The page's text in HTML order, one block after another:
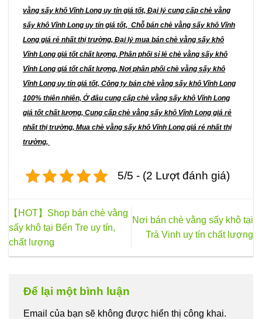
vằng sấy khô Vĩnh Long uy tín giá tốt, Đại lý cung cấp chè vằng
sấy khô Vĩnh Long uy tín giá tốt, Chỗ bán chè vằng sấy khô Vĩnh
Long giá rẻ nhất thị trường, Đại lý mua bán chè vằng sấy khô
Vĩnh Long giá tốt chất lượng, Phân phối sỉ lẻ chè vằng sấy khô
Vĩnh Long giá tốt chất lượng, Nơi phân phối chè vằng sấy khô
Vĩnh Long uy tín giá tốt, Công ty bán chè vằng sấy khô Vĩnh Long
100% thiên nhiên, Ở đâu cung cấp chè vằng sấy khô Vĩnh Long
giá tốt chất lượng, Cung cấp chè vằng sấy khô Vĩnh Long giá rẻ
nhất thị trường, Mua chè vằng sấy khô Vĩnh Long giá rẻ nhất thị
trường,
5/5 - (2 Lượt đánh giá)
【HOT】Shop bán chè vằng
sấy khô tại Bến Tre uy tín,
chất lượng
Nơi bán chè vằng sấy khô tại
Trà Vinh uy tín chất lượng
Để lại một bình luận
Email của bạn sẽ không được hiển thị công khai.